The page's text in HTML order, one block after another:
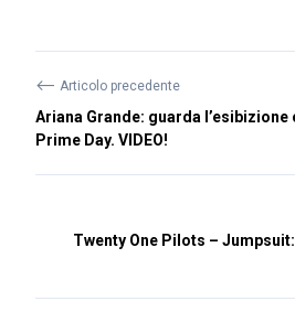
⟵ Articolo precedente
Ariana Grande: guarda l’esibizione
Prime Day. VIDEO!
Twenty One Pilots –